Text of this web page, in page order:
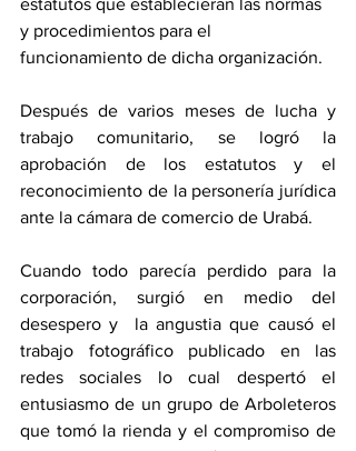
y procedimientos para el
funcionamiento de dicha organización.
Después de varios meses de lucha y
trabajo comunitario, se logró la
aprobación de los estatutos y el
reconocimiento de la personería jurídica
ante la cámara de comercio de Urabá.
Cuando todo parecía perdido para la
corporación, surgió en medio del
desespero y  la angustia que causó el
trabajo fotográfico publicado en las
redes sociales lo cual despertó el
entusiasmo de un grupo de Arboleteros
que tomó la rienda y el compromiso de